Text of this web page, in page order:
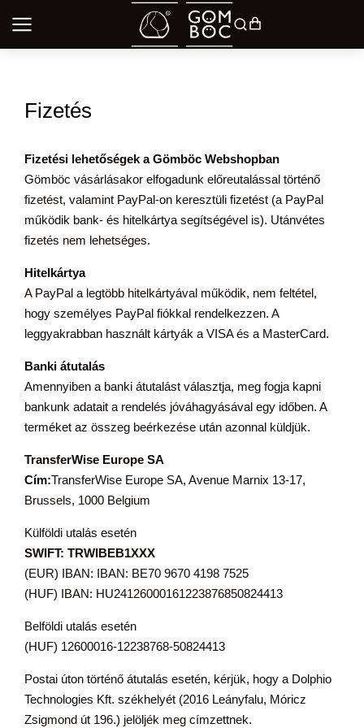
Fizetés
Fizetési lehetőségek a Gömböc Webshopban
Gömböc vásárlásakor elfogadunk előreutalással történő
fizetést, valamint PayPal-on keresztüli fizetést (a PayPal
működik bank- és hitelkártya segítségével is). Utánvétes
fizetés nem lehetséges.
Hitelkártya
A PayPal a legtöbb hitelkártyával működik, nem feltétel,
hogy személyes PayPal fiókkal rendelkezzen. A
leggyakrabban használt kártyák a VISA és a MasterCard.
Banki átutalás
Amennyiben a banki átutalást választja, meg fogja kapni
bankunk adatait a rendelés jóváhagyásával egy időben. A
terméket az összeg beérkezése után azonnal küldjük.
TransferWise Europe SA
Cím:TransferWise Europe SA, Avenue Marnix 13-17,
Brussels, 1000 Belgium
Külföldi utalás esetén
SWIFT: TRWIBEB1XXX
(EUR) IBAN: IBAN: BE70 9670 4198 7525
(HUF) IBAN: HU24126000161223876850824413
Belföldi utalás esetén
(HUF) 12600016-12238768-50824413
Postai úton történő átutalás esetén, kérjük, hogy a Dolphio
Technologies Kft. székhelyét (2016 Leányfalu, Móricz
Zsigmond út 196.) jelöljék meg címzettnek.